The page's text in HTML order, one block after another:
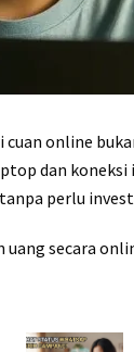
online
dan
perlu
secara